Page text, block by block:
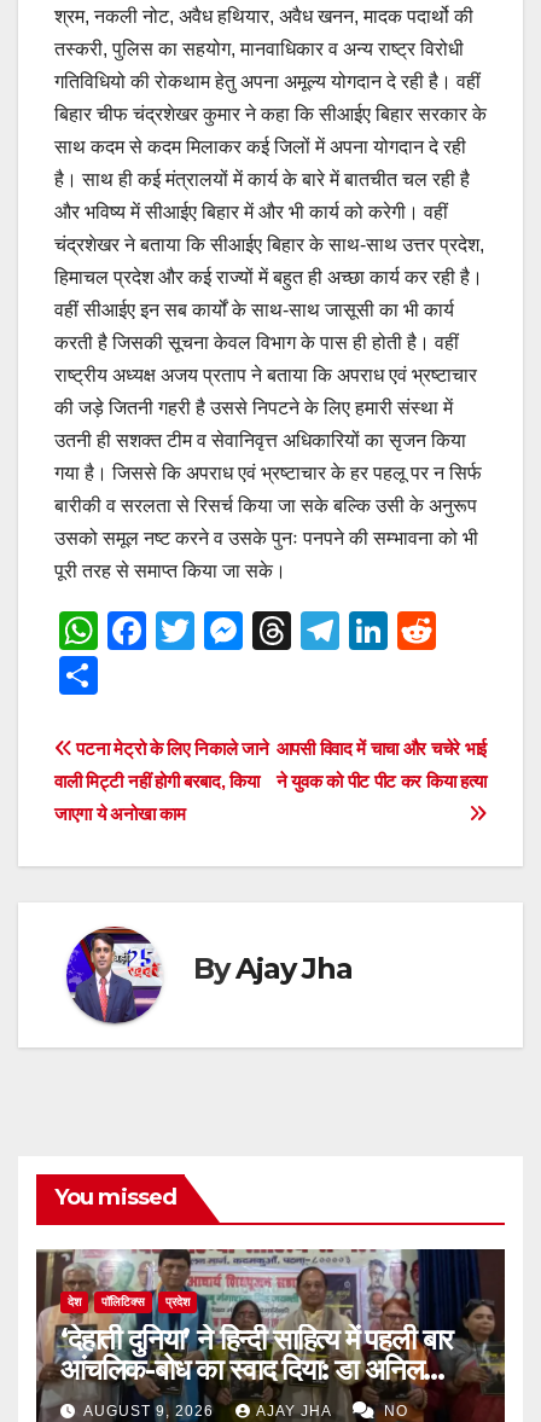
श्रम, नकली नोट, अवैध हथियार, अवैध खनन, मादक पदार्थो की
तस्करी, पुलिस का सहयोग, मानवाधिकार व अन्य राष्ट्र विरोधी
गतिविधियो की रोकथाम हेतु अपना अमूल्य योगदान दे रही है। वहीं
बिहार चीफ चंद्रशेखर कुमार ने कहा कि सीआईए बिहार सरकार के
साथ कदम से कदम मिलाकर कई जिलों में अपना योगदान दे रही
है। साथ ही कई मंत्रालयों में कार्य के बारे में बातचीत चल रही है
और भविष्य में सीआईए बिहार में और भी कार्य को करेगी। वहीं
चंद्रशेखर ने बताया कि सीआईए बिहार के साथ-साथ उत्तर प्रदेश,
हिमाचल प्रदेश और कई राज्यों में बहुत ही अच्छा कार्य कर रही है।
वहीं सीआईए इन सब कार्यों के साथ-साथ जासूसी का भी कार्य
करती है जिसकी सूचना केवल विभाग के पास ही होती है। वहीं
राष्ट्रीय अध्यक्ष अजय प्रताप ने बताया कि अपराध एवं भ्रष्टाचार
की जड़े जितनी गहरी है उससे निपटने के लिए हमारी संस्था में
उतनी ही सशक्त टीम व सेवानिवृत्त अधिकारियों का सृजन किया
गया है। जिससे कि अपराध एवं भ्रष्टाचार के हर पहलू पर न सिर्फ
बारीकी व सरलता से रिसर्च किया जा सके बल्कि उसी के अनुरूप
उसको समूल नष्ट करने व उसके पुनः पनपने की सम्भावना को भी
पूरी तरह से समाप्त किया जा सके।
W
s
A
p
p
F
e
b
o
o
T
er
M
e
n
er
T
a
d
T
gr
a
Li
e
dI
di
t
ar
e
Post
navigation
आपसी विवाद में चाचा और चचेरे भाई
ने युवक को पीट पीट कर किया हत्या
पटना मेट्रो के लिए निकाले जाने
वाली मिट्टी नहीं होगी बरबाद, किया
जाएगा ये अनोखा काम
ByAjay Jha
You missed
देश पॉलिटिक्स प्रदेश
‘देहाती दुनिया’ ने हिन्दी साहित्य में पहली बार
आंचलिक-बोध का स्वाद दिया: डा अनिल
सुलभ
AUGUST 9, 2026 AJAY JHA NO